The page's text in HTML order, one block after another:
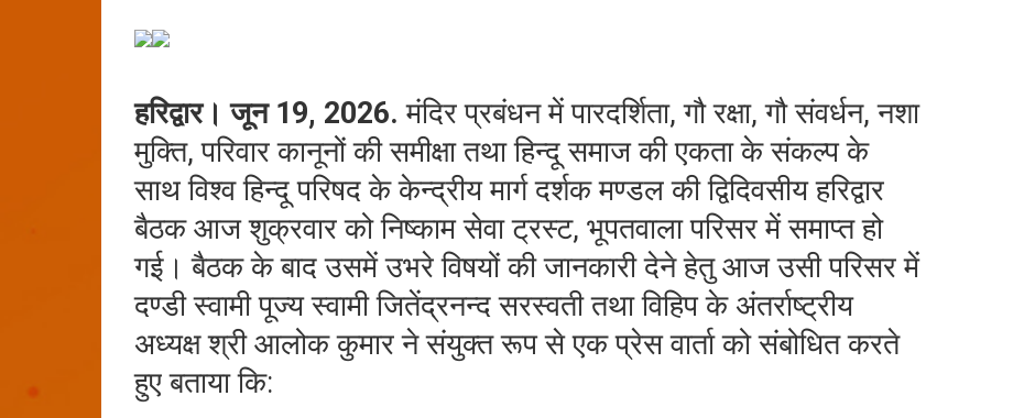
हरिद्वार। जून 19, 2026. मंदिर प्रबंधन में पारदर्शिता, गौ रक्षा, गौ संवर्धन, नशा
मुक्ति, परिवार कानूनों की समीक्षा तथा हिन्दू समाज की एकता के संकल्प के
साथ विश्व हिन्दू परिषद के केन्द्रीय मार्ग दर्शक मण्डल की द्विदिवसीय हरिद्वार
बैठक आज शुक्रवार को निष्काम सेवा ट्रस्ट, भूपतवाला परिसर में समाप्त हो
गई। बैठक के बाद उसमें उभरे विषयों की जानकारी देने हेतु आज उसी परिसर में
दण्डी स्वामी पूज्य स्वामी जितेंद्रनन्द सरस्वती तथा विहिप के अंतर्राष्ट्रीय
अध्यक्ष श्री आलोक कुमार ने संयुक्त रूप से एक प्रेस वार्ता को संबोधित करते
हुए बताया कि: